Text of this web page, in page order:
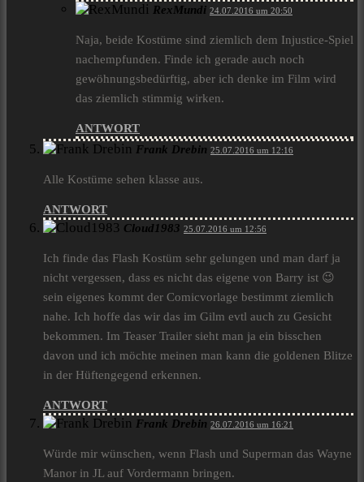
RexMundi 24.07.2016 um 20:50
Naja, beide Kostüme sind ziemlich dem Injustice-Spiel
nachempfunden. Finde ich gerade auch noch
gewöhnungsbedürftig, aber ich denke im Film wird
das ziemlich stimmig wirken.
ANTWORT
Frank Drebin 25.07.2016 um 12:16
Alle Kostüme sehen klasse aus.
ANTWORT
Cloud1983 25.07.2016 um 12:56
Ich finde das Flash Kostüm sehr gelungen und man darf ja
nicht vergessen, dass es nicht das eigene von Barry ist 😉
sein eigenes kommt der Comicvorlage bestimmt ziemlich
nahe. Ich hoffe das wir das im Gilm evtl auch zu Gesicht
bekommen. Im Teaser Trailer sieht man ja ein bisschen
davon und ich möchte meinen man kann die goldenen Blitze
in der Hüftengegend erkennen.
ANTWORT
Frank Drebin 26.07.2016 um 16:21
Würde mir wünschen, wenn Flash und Superman das Wayne
Manor in JL auf Vordermann bringen.